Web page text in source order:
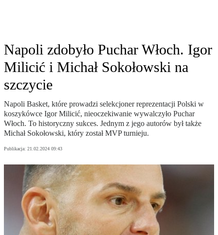
Napoli zdobyło Puchar Włoch. Igor
Milicić i Michał Sokołowski na
szczycie
Napoli Basket, które prowadzi selekcjoner reprezentacji Polski w
koszykówce Igor Milicić, nieoczekiwanie wywalczyło Puchar
Włoch. To historyczny sukces. Jednym z jego autorów był także
Michał Sokołowski, który został MVP turnieju.
Publikacja: 21.02.2024 09:43